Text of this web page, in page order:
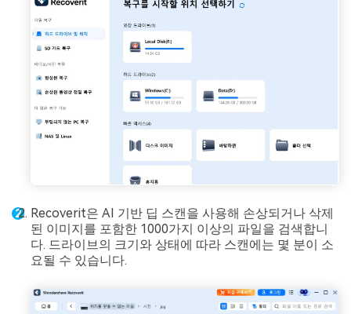
Recoverit은 AI 기반 딥 스캔을 사용해 손상되거나 삭제
된 이미지를 포함한 1000가지 이상의 파일을 검색합니
다. 드라이브의 크기와 상태에 따라 스캔에는 몇 분이 소
요될 수 있습니다.